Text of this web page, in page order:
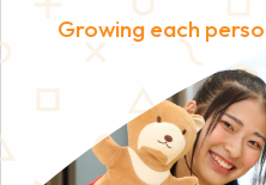
Growing each